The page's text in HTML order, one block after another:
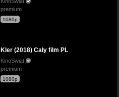
premium
1080p
Kler (2018) Cały film PL
KinoSwiat
premium
1080p